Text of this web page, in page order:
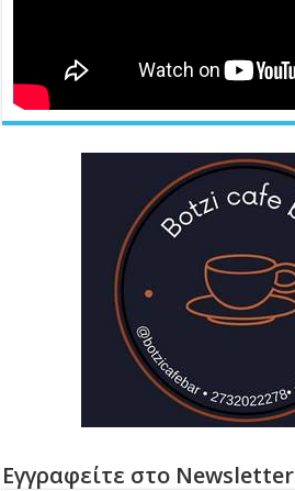
Εγγραφείτε στο Newsletter